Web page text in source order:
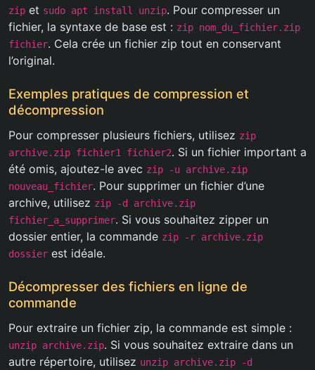
zip et sudo apt install unzip. Pour compresser un
fichier, la syntaxe de base est : zip nom_du_fichier.zip
fichier. Cela crée un fichier zip tout en conservant
l’original.
Exemples pratiques de compression et
décompression
Pour compresser plusieurs fichiers, utilisez zip
archive.zip fichier1 fichier2. Si un fichier important a
été omis, ajoutez-le avec zip -u archive.zip
nouveau_fichier. Pour supprimer un fichier d’une
archive, utilisez zip -d archive.zip
fichier_a_supprimer. Si vous souhaitez zipper un
dossier entier, la commande zip -r archive.zip
dossier est idéale.
Décompresser des fichiers en ligne de
commande
Pour extraire un fichier zip, la commande est simple :
unzip archive.zip. Si vous souhaitez extraire dans un
autre répertoire, utilisez unzip archive.zip -d